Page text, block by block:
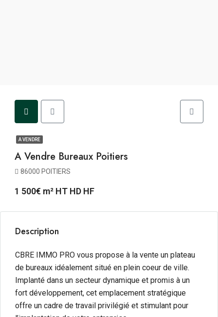
A VENDRE
A Vendre Bureaux Poitiers
86000 POITIERS
1 500€ m² HT HD HF
Description
CBRE IMMO PRO vous propose à la vente un plateau
de bureaux idéalement situé en plein coeur de ville.
Implanté dans un secteur dynamique et promis à un
fort développement, cet emplacement stratégique
offre un cadre de travail privilégié et stimulant pour